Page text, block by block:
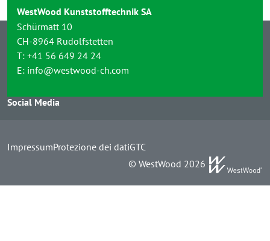
WestWood Kunststofftechnik SA
Schürmatt 10
CH-8964 Rudolfstetten
T: +41 56 649 24 24
E: info@westwood-ch.com
Social Media
ImpressumProtezione dei datiGTC
© WestWood 2026